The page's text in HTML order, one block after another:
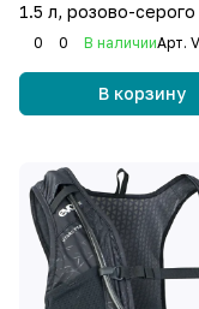
1.5 л, розово-
0 0 В наличииАрт.
В корзину